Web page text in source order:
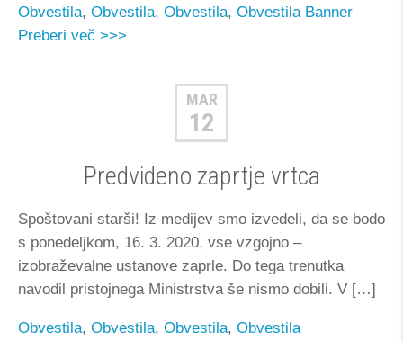
Obvestila, Obvestila, Obvestila, Obvestila Banner
Preberi več >>>
MAR
12
Predvideno zaprtje vrtca
Spoštovani starši! Iz medijev smo izvedeli, da se bodo
s ponedeljkom, 16. 3. 2020, vse vzgojno –
izobraževalne ustanove zaprle. Do tega trenutka
navodil pristojnega Ministrstva še nismo dobili. V […]
Obvestila, Obvestila, Obvestila, Obvestila